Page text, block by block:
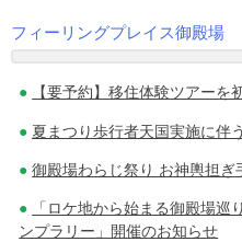
投
稿
ナ
ビ
ゲ
フィーリングプレイス御殿場
【要予約】移住体験ツアーを
夏まつり歩行者天国実施に伴
御殿場わらじ祭り お神輿担ぎ
「ロケ地から始まる御殿場
ンプラリー」開催のお知らせ